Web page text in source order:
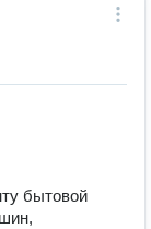
бытовой